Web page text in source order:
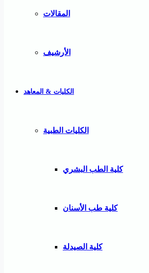
المقالات
الأرشيف
الكليات & المعاهد
الكليات الطبية
كلية الطب البشري
كلية طب الأسنان
كلية الصيدلة